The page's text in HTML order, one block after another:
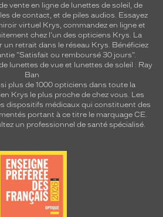
vente en ligne de lunettes de soleil, de
de contact, et de piles audios. Essayez
virtuel Krys, commandez en ligne et
chez l'un des opticiens Krys. La
un retrait dans le réseau Krys. Bénéficiez
"Satisfait ou remboursé 30 jours".
lunettes de vue et lunettes de soleil : Ray
Ban
plus de 1000 opticiens dans toute la
Krys le plus proche de chez vous. Les
dispositifs médicaux qui constituent des
portant à ce titre le marquage CE.
un professionnel de santé spécialisé.